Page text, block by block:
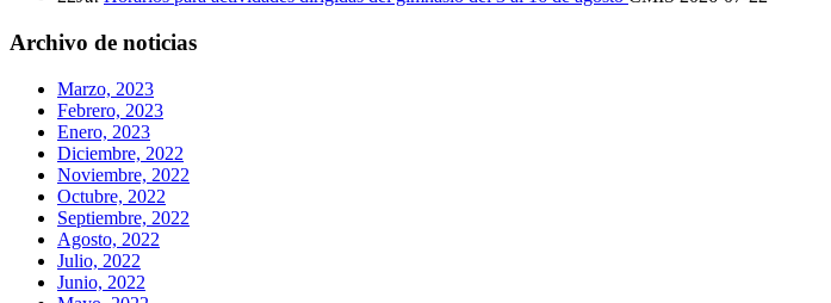
Archivo de noticias
Marzo, 2023
Febrero, 2023
Enero, 2023
Diciembre, 2022
Noviembre, 2022
Octubre, 2022
Septiembre, 2022
Agosto, 2022
Julio, 2022
Junio, 2022